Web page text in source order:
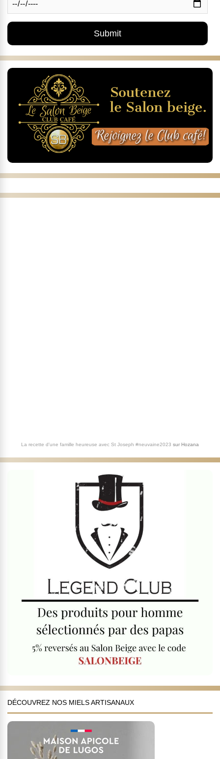
La recette d'une famille heureuse avec St Joseph #neuvaine2023 sur Hozana
DÉCOUVREZ NOS MIELS ARTISANAUX